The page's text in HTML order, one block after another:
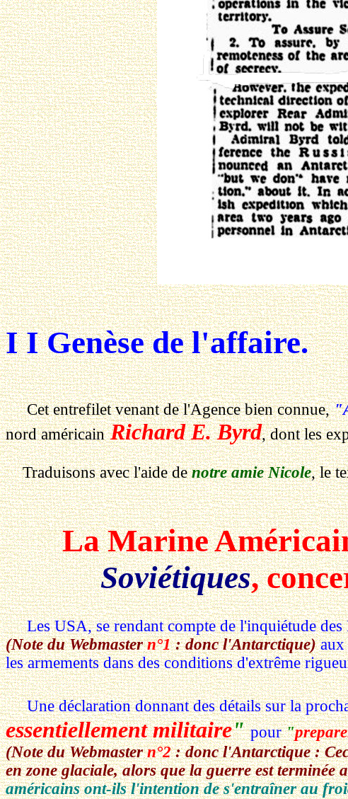
I I Genèse de l'affaire.
Cet entrefilet venant de l'Agence bien connue,
nord américainRichard E. Byrd, dont les
Traduisons avec l'aide denotre amie Nicole, le
La Marine
Soviétiques,
Les USA, se rendant compte de l'inquiétude des
(Note du Webmastern°1: donc l'Antarctique)aux
les armements dans des conditions d'extrême
Une déclaration donnant des détails sur la
essentiellement militaire"pour"
(Note du Webmastern°2: donc l'Antarctique :
en zone glaciale, alors que la guerre est
américains ont-ils l'intention de s'entraîner au